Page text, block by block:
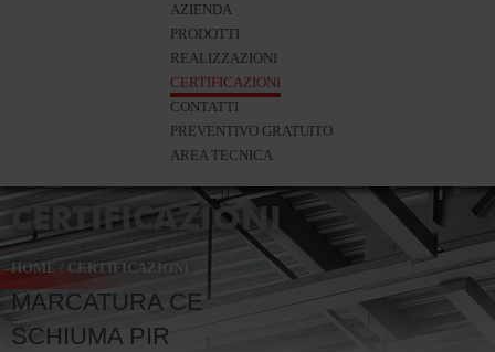
AZIENDA
PRODOTTI
REALIZZAZIONI
CERTIFICAZIONI
CONTATTI
PREVENTIVO GRATUITO
AREA TECNICA
CERTIFICAZIONI
HOME/ CERTIFICAZIONI
MARCATURA CE
SCHIUMA PIR